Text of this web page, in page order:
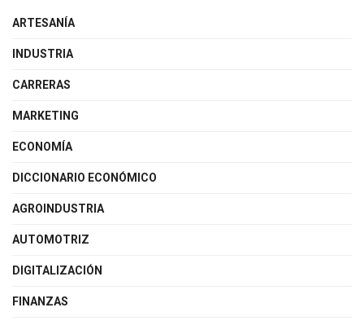
ARTESANÍA
INDUSTRIA
CARRERAS
MARKETING
ECONOMÍA
DICCIONARIO ECONÓMICO
AGROINDUSTRIA
AUTOMOTRIZ
DIGITALIZACIÓN
FINANZAS